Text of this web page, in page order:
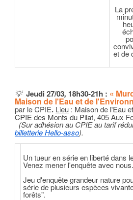
La
et de
💡 Jeudi 27/03, 18h30-21h : «
Maison de l'Eau et de
par le CPIE. Lieu : Maison de l'Eau
CPIE des Monts du Pilat, 405 Aux
(Sur adhésion au CPIE au tarif
billetterie Hello-asso).
Un tueur en série en liberté dans
Venez mener l'enquête avec
Jeu d'enquête grandeur nature
série de plusieurs espèces
forêts".